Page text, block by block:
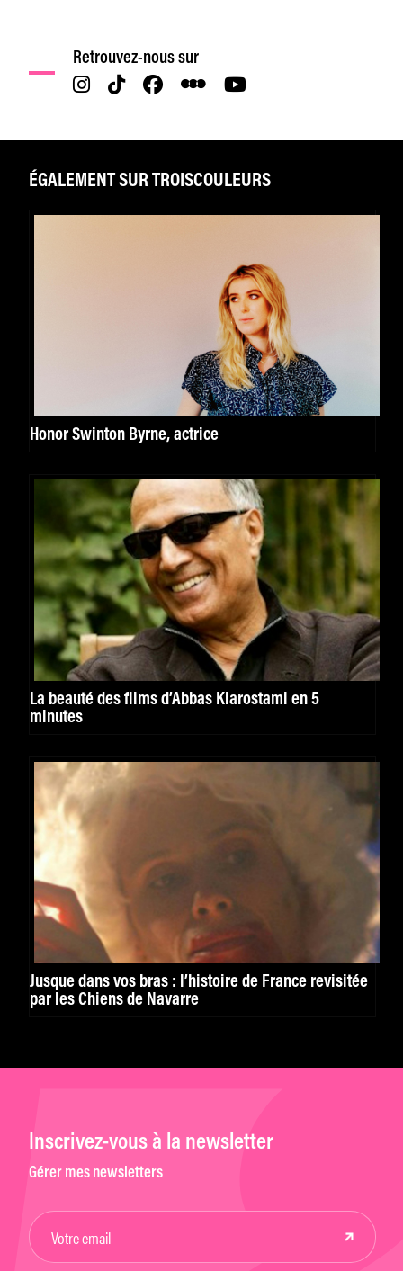
Retrouvez-nous sur
ÉGALEMENT SUR TROISCOULEURS
Honor Swinton Byrne, actrice
La beauté des films d’Abbas Kiarostami en 5
minutes
Jusque dans vos bras : l’histoire de France revisitée
par les Chiens de Navarre
Inscrivez-vous à la newsletter
Gérer mes newsletters